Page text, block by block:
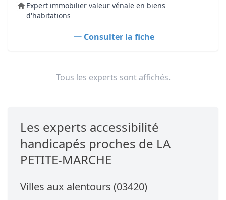
Expert immobilier valeur vénale en biens
d'habitations
Consulter la fiche
Tous les experts sont affichés.
Les experts accessibilité
handicapés proches de LA
PETITE-MARCHE
Villes aux alentours (03420)